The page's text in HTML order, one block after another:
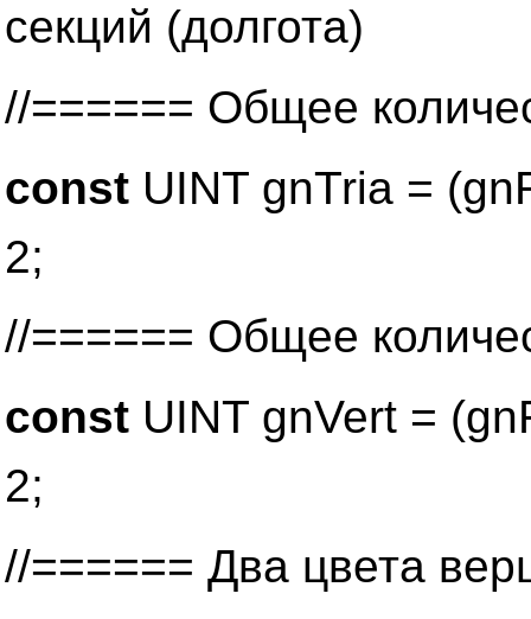
секций (долгота)
//====== Общее
const UINT gnTria =
2;
//====== Общее
const UINT gnVert =
2;
//====== Два цвета